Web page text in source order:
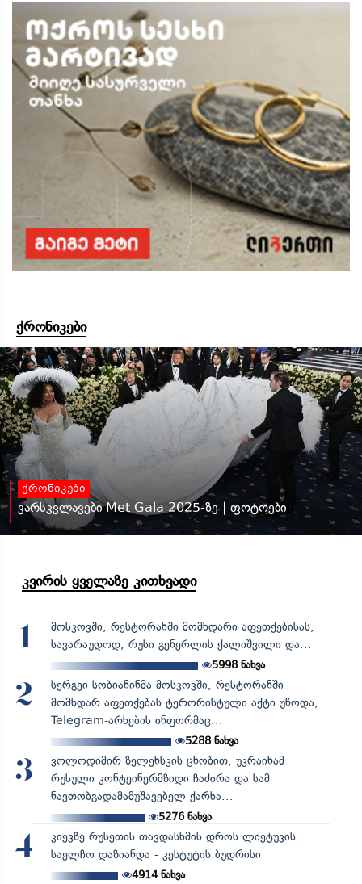
ქრონიკები
ქრონიკები
ვარსკვლავები Met Gala 2025-ზე | ფოტოები
კვირის ყველაზე კითხვადი
1
მოსკოვში, რესტორანში მომხდარი აფეთქებისას,
სავარაუდოდ, რუსი გენერლის ქალიშვილი და...
5998 ნახვა
2
სერგეი სობიანინმა მოსკოვში, რესტორანში
მომხდარ აფეთქებას ტერორისტული აქტი უწოდა,
Telegram-არხების ინფორმაც...
5288ნახვა
3
ვოლოდიმირ ზელენსკის ცნობით, უკრაინამ
რუსული კონტეინერმზიდი ჩაძირა და სამ
ნავთობგადამამუშავებელ ქარხა...
5276ნახვა
4
კიევზე რუსეთის თავდასხმის დროს ლიეტუვის
საელჩო დაზიანდა - კესტუტის ბუდრისი
4914ნახვა